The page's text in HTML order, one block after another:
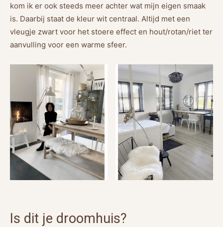
kom ik er ook steeds meer achter wat mijn eigen smaak
is. Daarbij staat de kleur wit centraal. Altijd met een
vleugje zwart voor het stoere effect en hout/rotan/riet ter
aanvulling voor een warme sfeer.
Is dit je droomhuis?